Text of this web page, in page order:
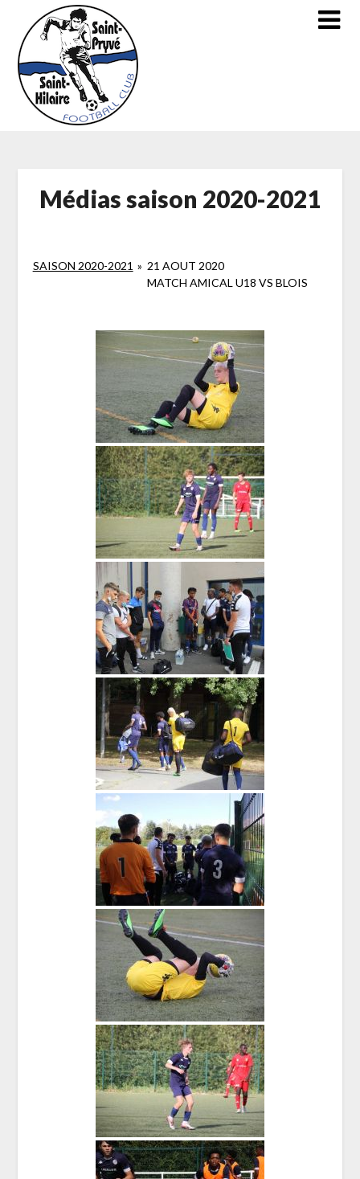
content
Médias saison 2020-2021
SAISON 2020-2021 » 21 AOUT 2020
MATCH AMICAL U18 VS BLOIS